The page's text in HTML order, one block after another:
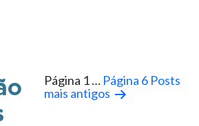
Página 1… Página 6 Posts
mais antigos